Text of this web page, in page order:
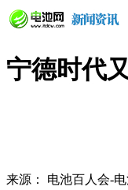
宁德时代
来源： 电池百人会-电